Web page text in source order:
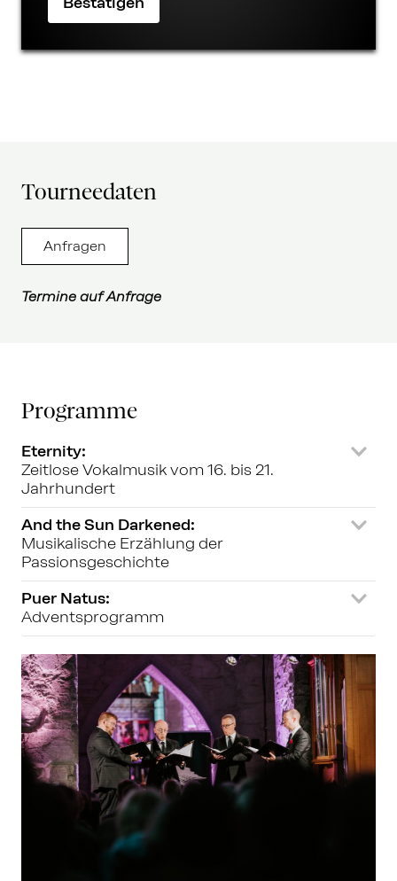
Tourneedaten
Anfragen
Termine auf Anfrage
Programme
Eternity:
Zeitlose Vokalmusik vom 16. bis 21.
Jahrhundert
And the Sun Darkened:
Musikalische Erzählung der
Passionsgeschichte
Puer Natus:
Adventsprogramm